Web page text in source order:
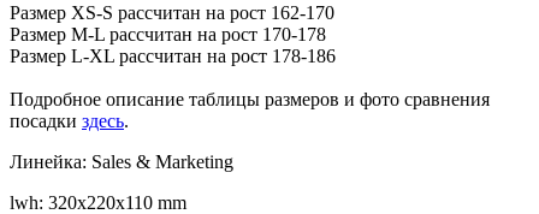
Размер XS-S рассчитан на рост 162-170
Размер M-L рассчитан на рост 170-178
Размер L-XL рассчитан на рост 178-186
Подробное описание таблицы размеров и фото сравнения
посадки здесь.
Линейка: Sales & Marketing
lwh: 320x220x110 mm